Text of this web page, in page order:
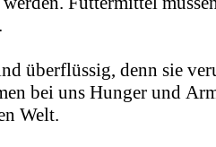
überflüssig, denn sie
bei uns Hunger und
Welt.